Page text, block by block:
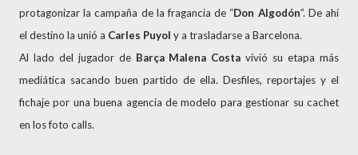
protagonizar la campaña de la fragancia de “Don Algodón”. De ahí
el destino la unió a Carles Puyol y a trasladarse a Barcelona.
Al lado del jugador de Barça Malena Costa vivió su etapa más
mediática sacando buen partido de ella. Desfiles, reportajes y el
fichaje por una buena agencia de modelo para gestionar su cachet
en los foto calls.